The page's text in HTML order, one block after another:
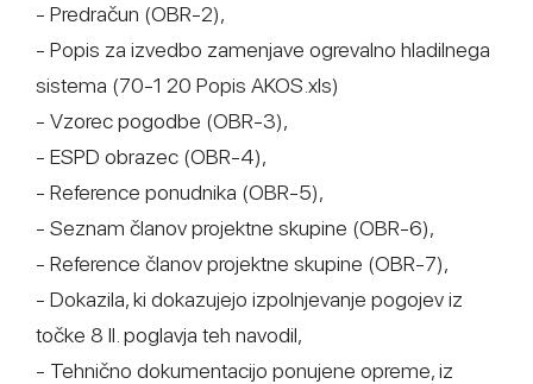
- Predračun (OBR-2),
- Popis za izvedbo zamenjave ogrevalno hladilnega
sistema (70-1 20 Popis AKOS.xls)
- Vzorec pogodbe (OBR-3),
- ESPD obrazec (OBR-4),
- Reference ponudnika (OBR-5),
- Seznam članov projektne skupine (OBR-6),
- Reference članov projektne skupine (OBR-7),
- Dokazila, ki dokazujejo izpolnjevanje pogojev iz
točke 8 II. poglavja teh navodil,
- Tehnično dokumentacijo ponujene opreme, iz